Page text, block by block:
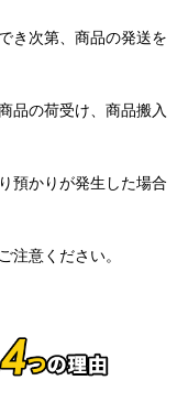
き次第、商品の発送を
品の荷受け、商品搬入
預かりが発生した場合
注意ください。